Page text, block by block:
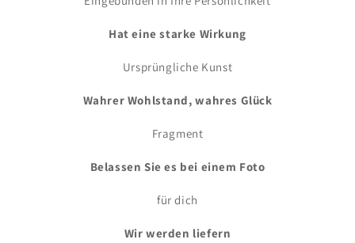
Hat eine starke Wirkung
Ursprüngliche Kunst
Wahrer Wohlstand, wahres Glück
Fragment
Belassen Sie es bei einem Foto
für dich
Wir werden liefern